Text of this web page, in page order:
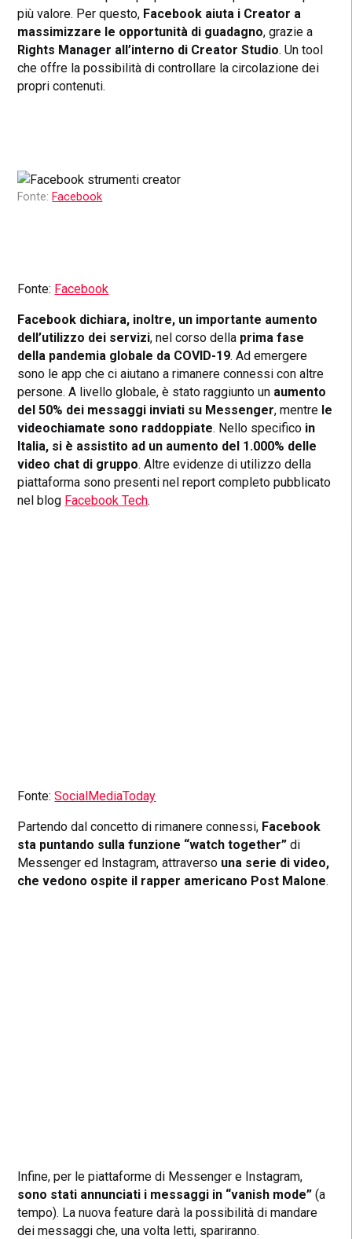
più valore. Per questo, Facebook aiuta i Creator a
massimizzare le opportunità di guadagno, grazie a
Rights Manager all’interno di Creator Studio. Un tool
che offre la possibilità di controllare la circolazione dei
propri contenuti.
Fonte: Facebook
Fonte: Facebook
Facebook dichiara, inoltre, un importante aumento
dell’utilizzo dei servizi, nel corso della prima fase
della pandemia globale da COVID-19. Ad emergere
sono le app che ci aiutano a rimanere connessi con altre
persone. A livello globale, è stato raggiunto un aumento
del 50% dei messaggi inviati su Messenger, mentre le
videochiamate sono raddoppiate. Nello specifico in
Italia, si è assistito ad un aumento del 1.000% delle
video chat di gruppo. Altre evidenze di utilizzo della
piattaforma sono presenti nel report completo pubblicato
nel blog Facebook Tech.
Fonte:SocialMediaToday
Partendo dal concetto di rimanere connessi, Facebook
sta puntando sulla funzione “watch together” di
Messenger ed Instagram, attraverso una serie di video,
che vedono ospite il rapper americano Post Malone.
Infine, per le piattaforme di Messenger e Instagram,
sono stati annunciati i messaggi in “vanish mode”(a
tempo). La nuova feature darà la possibilità di mandare
dei messaggi che, una volta letti, spariranno.